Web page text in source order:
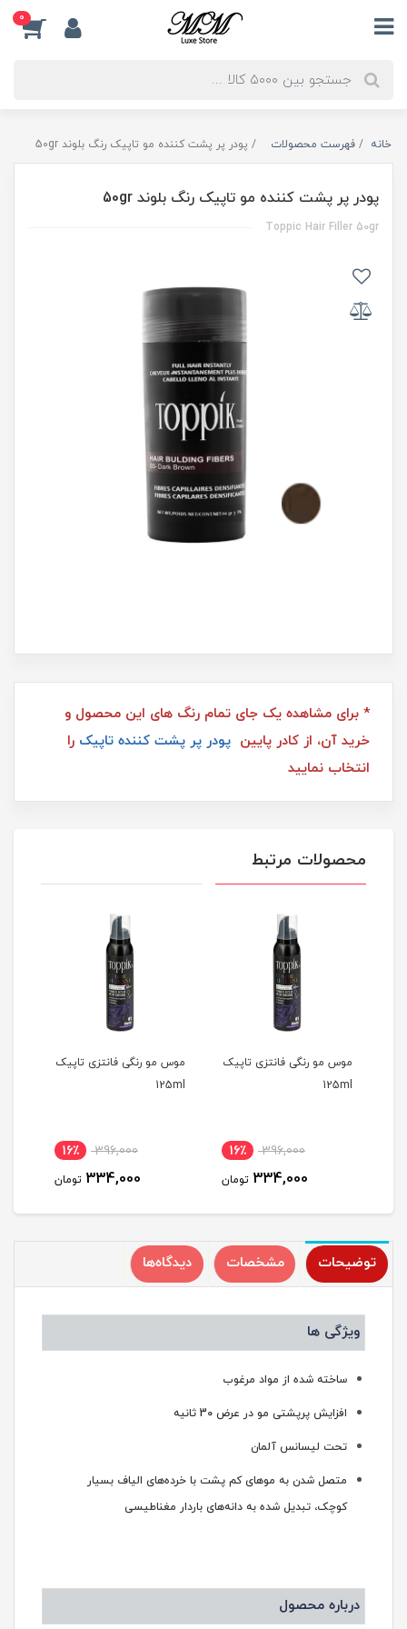
0
خانه فهرست محصولات پودر پر پشت کننده مو تاپیک رنگ بلوند 50gr
پودر پر پشت کننده مو تاپیک رنگ بلوند 50gr
Toppic Hair Filler 50gr
* برای مشاهده یک جای تمام رنگ های این محصول و
خرید آن، از کادر پایین پودر پر پشت کننده تاپیک را
انتخاب نمایید
محصولات مرتبط
موس مو رنگی فانتزی تاپیک
125ml
396,000 16٪
334,000 تومان
موس مو رنگی فانتزی تاپیک
125ml
396,000 16٪
334,000 تومان
توضیحات مشخصات دیدگاه‌ها
ویژگی ها
ساخته شده از مواد مرغوب
افزایش پرپشتی مو در عرض 30 ثانیه
تحت لیسانس آلمان
متصل شدن به موهای کم پشت با خرده‌های الیاف بسیار
کوچک، تبدیل شده به دانه‌های باردار مغناطیسی
درباره محصول